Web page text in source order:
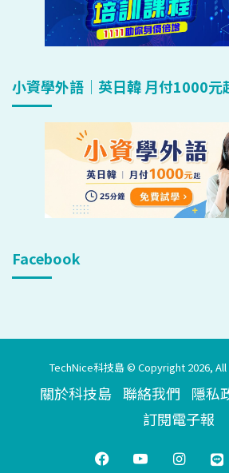
小資學外語｜英日韓 月付1000元
Facebook
TechNice科技島 © Copyright 2026,
關於科技島 聯絡我們 隱私
訂閱電子報